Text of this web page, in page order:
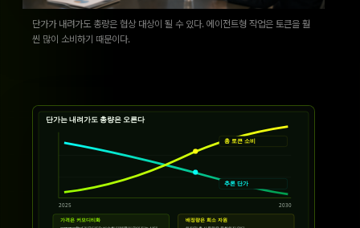
단가가 내려가도 총량은 협상 대상이 될 수 있다. 에이전트형 작업은 토큰을 훨
씬 많이 소비하기 때문이다.
단가는 내려가도 총량은 오른다
추론 단가
총 토큰 소비
2025 2030
가격은 커모디티화 배정량은 희소 자원